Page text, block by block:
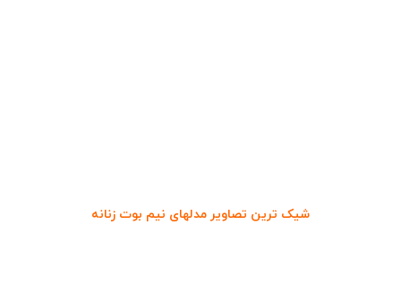
شیک ترین تصاویر مدلهای نیم بوت زنانه